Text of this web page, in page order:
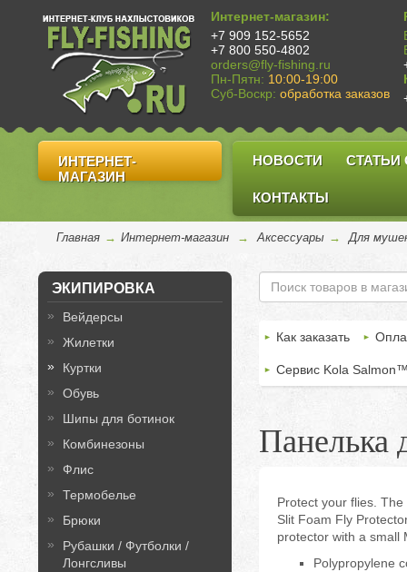
Интернет-магазин:
+7 909 152-5652
+7 800 550-4802
orders@fly-fishing.ru
Пн-Пятн: 10:00-19:00
Суб-Воскр: обработка заказов
ИНТЕРНЕТ-
МАГАЗИН
НОВОСТИ СТАТЬИ
КОНТАКТЫ
Главная → Интернет-магазин → Аксессуары → Для
ЭКИПИРОВКА
Вейдерсы
Жилетки
Куртки
Обувь
Шипы для ботинок
Комбинезоны
Флис
Термобелье
Брюки
Рубашки / Футболки /
Лонгсливы
Как заказать
Сервис Kola
Protect your flies.
Slit Foam Fly
protector with a small
Polypropylene